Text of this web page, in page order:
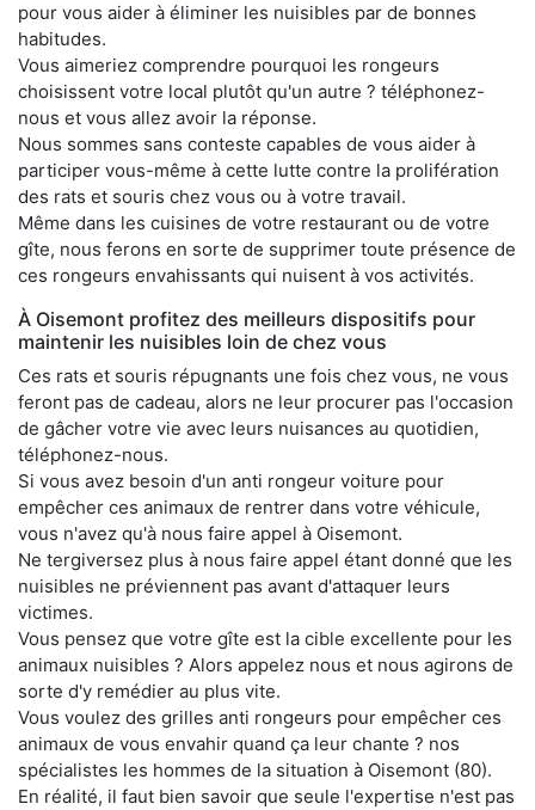
pour vous aider à éliminer les nuisibles par de bonnes
habitudes.
Vous aimeriez comprendre pourquoi les rongeurs
choisissent votre local plutôt qu'un autre ? téléphonez-
nous et vous allez avoir la réponse.
Nous sommes sans conteste capables de vous aider à
participer vous-même à cette lutte contre la prolifération
des rats et souris chez vous ou à votre travail.
Même dans les cuisines de votre restaurant ou de votre
gîte, nous ferons en sorte de supprimer toute présence de
ces rongeurs envahissants qui nuisent à vos activités.
À Oisemont profitez des meilleurs dispositifs pour
maintenir les nuisibles loin de chez vous
Ces rats et souris répugnants une fois chez vous, ne vous
feront pas de cadeau, alors ne leur procurer pas l'occasion
de gâcher votre vie avec leurs nuisances au quotidien,
téléphonez-nous.
Si vous avez besoin d'un anti rongeur voiture pour
empêcher ces animaux de rentrer dans votre véhicule,
vous n'avez qu'à nous faire appel à Oisemont.
Ne tergiversez plus à nous faire appel étant donné que les
nuisibles ne préviennent pas avant d'attaquer leurs
victimes.
Vous pensez que votre gîte est la cible excellente pour les
animaux nuisibles ? Alors appelez nous et nous agirons de
sorte d'y remédier au plus vite.
Vous voulez des grilles anti rongeurs pour empêcher ces
animaux de vous envahir quand ça leur chante ? nos
spécialistes les hommes de la situation à Oisemont (80).
En réalité, il faut bien savoir que seule l'expertise n'est pas